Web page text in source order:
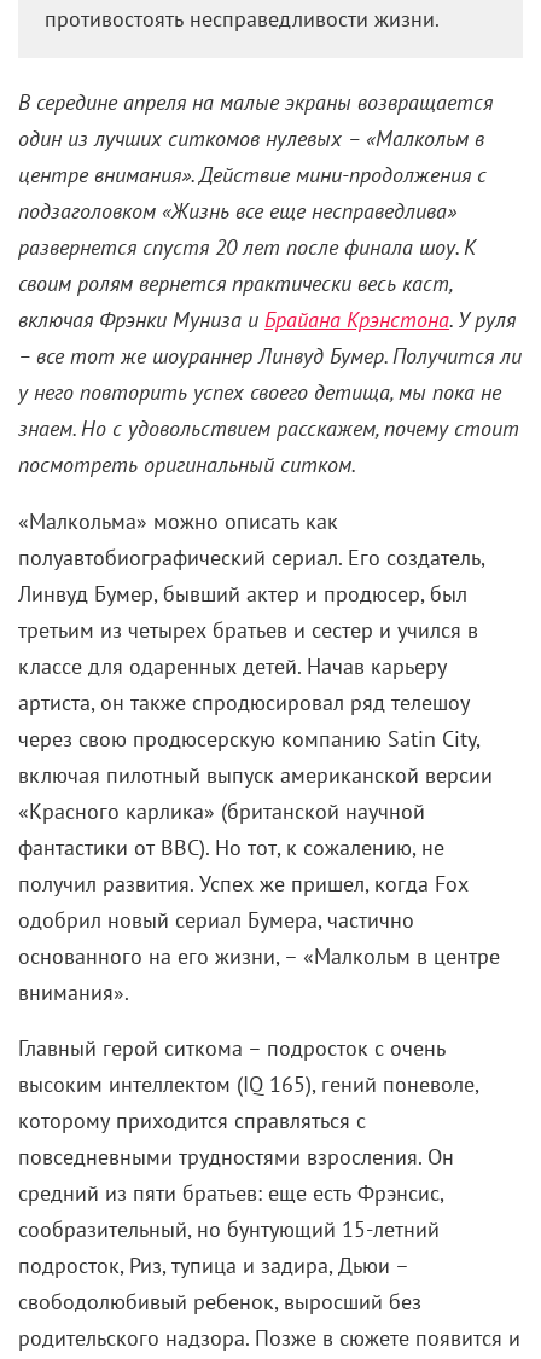
противостоять несправедливости жизни.
В середине апреля на малые экраны возвращается
один из лучших ситкомов нулевых – «Малкольм в
центре внимания». Действие мини-продолжения с
подзаголовком «Жизнь все еще несправедлива»
развернется спустя 20 лет после финала шоу. К
своим ролям вернется практически весь каст,
включая Фрэнки Муниза и Брайана Крэнстона. У руля
– все тот же шоураннер Линвуд Бумер. Получится ли
у него повторить успех своего детища, мы пока не
знаем. Но с удовольствием расскажем, почему стоит
посмотреть оригинальный ситком.
«Малкольма» можно описать как
полуавтобиографический сериал. Его создатель,
Линвуд Бумер, бывший актер и продюсер, был
третьим из четырех братьев и сестер и учился в
классе для одаренных детей. Начав карьеру
артиста, он также спродюсировал ряд телешоу
через свою продюсерскую компанию Satin City,
включая пилотный выпуск американской версии
«Красного карлика» (британской научной
фантастики от BBC). Но тот, к сожалению, не
получил развития. Успех же пришел, когда Fox
одобрил новый сериал Бумера, частично
основанного на его жизни, – «Малкольм в центре
внимания».
Главный герой ситкома – подросток с очень
высоким интеллектом (IQ 165), гений поневоле,
которому приходится справляться с
повседневными трудностями взросления. Он
средний из пяти братьев: еще есть Фрэнсис,
сообразительный, но бунтующий 15-летний
подросток, Риз, тупица и задира, Дьюи –
свободолюбивый ребенок, выросший без
родительского надзора. Позже в сюжете появится и